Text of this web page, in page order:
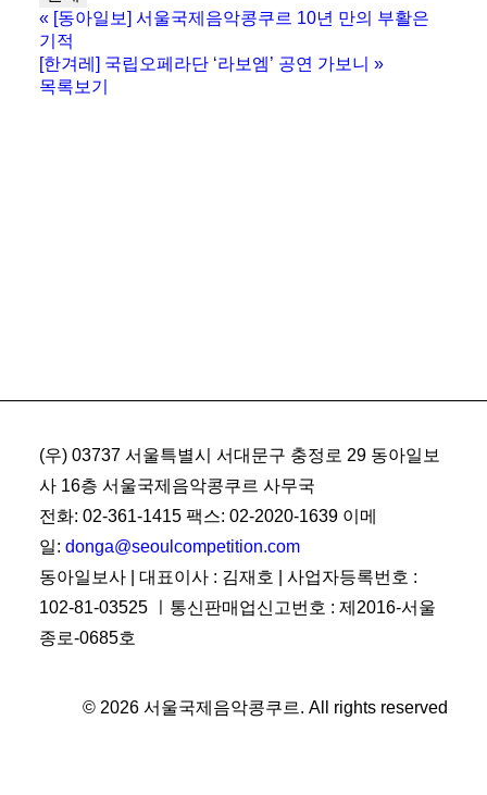
« [동아일보] 서울국제음악콩쿠르 10년 만의 부활은
기적
[한겨레] 국립오페라단 ‘라보엠’ 공연 가보니 »
목록보기
(우) 03737 서울특별시 서대문구 충정로 29 동아일보
사 16층 서울국제음악콩쿠르 사무국
전화: 02-361-1415 팩스: 02-2020-1639 이메
일: donga@seoulcompetition.com
동아일보사 | 대표이사 : 김재호 | 사업자등록번호 :
102-81-03525 ㅣ통신판매업신고번호 : 제2016-서울
종로-0685호
© 2026 서울국제음악콩쿠르. All rights reserved